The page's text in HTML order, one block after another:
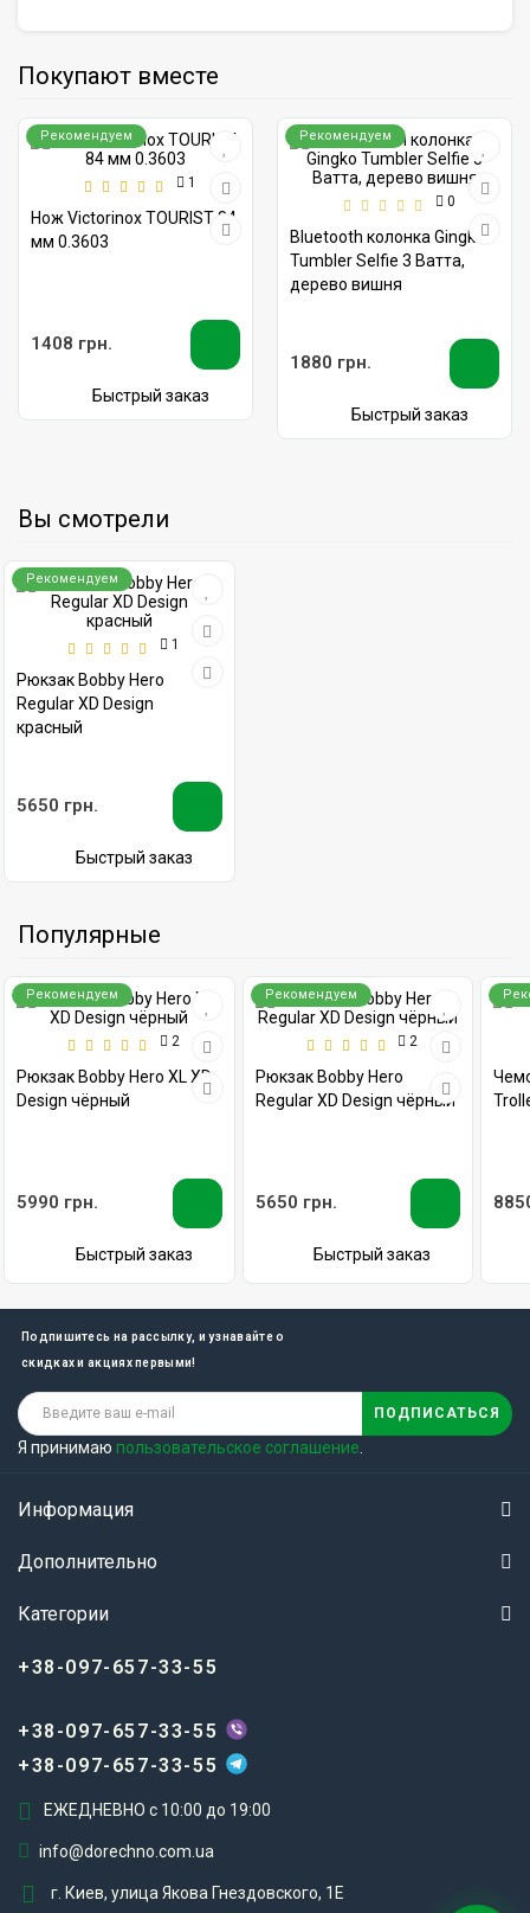
Покупают вместе
Рекомендуем
1
Нож Victorinox TOURIST 84
мм 0.3603
1408 грн.
Быстрый заказ
Рекомендуем
0
Bluetooth колонка Gingko
Tumbler Selfie 3 Ватта,
дерево вишня
1880 грн.
Быстрый заказ
Вы смотрели
Рекомендуем
1
Рюкзак Bobby Hero
Regular XD Design
красный
5650 грн.
Быстрый заказ
Популярные
Рекомендуем
2
Рюкзак Bobby Hero XL XD
Design чёрный
5990 грн.
Быстрый заказ
Рекомендуем
2
Рюкзак Bobby Hero
Regular XD Design чёрный
5650 грн.
Быстрый заказ
Подпишитесь на рассылку, и узнавайте о
скидках и акциях первыми!
ПОДПИСАТЬСЯ
Я принимаю пользовательское соглашение
Информация
Дополнительно
Категории
+38-097-657-33-55
+38-097-657-33-55
+38-097-657-33-55
ЕЖЕДНЕВНО с 10:00 до 19:00
info@dorechno.com.ua
г. Киев, улица Якова Гнездовского, 1Е